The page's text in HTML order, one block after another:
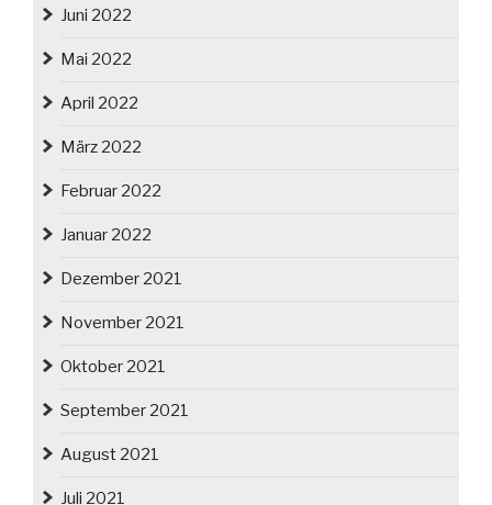
Juni 2022
Mai 2022
April 2022
März 2022
Februar 2022
Januar 2022
Dezember 2021
November 2021
Oktober 2021
September 2021
August 2021
Juli 2021